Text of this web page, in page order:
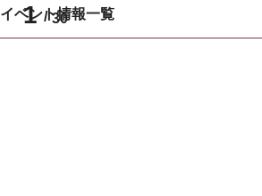
1 30
イベント情報一覧